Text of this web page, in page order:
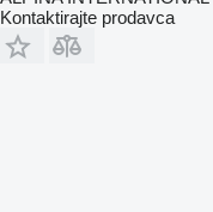
Kontaktirajte prodavca